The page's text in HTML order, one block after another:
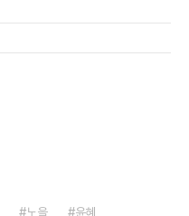
노을 윤혜